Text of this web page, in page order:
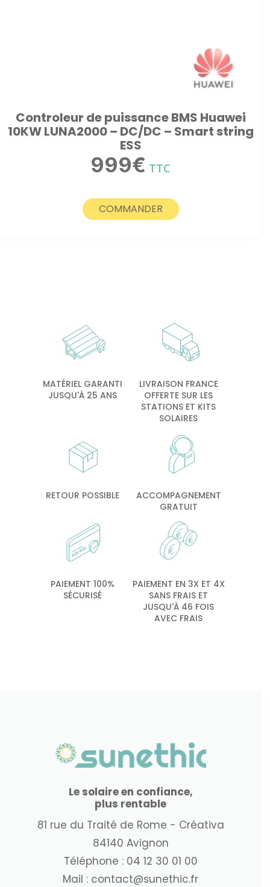
Controleur de puissance BMS Huawei
10KW LUNA2000 – DC/DC – Smart string
ESS
999€ TTC
COMMANDER
MATÉRIEL GARANTI
JUSQU'À 25 ANS
LIVRAISON FRANCE
OFFERTE SUR LES
STATIONS ET KITS
SOLAIRES
RETOUR POSSIBLE
ACCOMPAGNEMENT
GRATUIT
PAIEMENT 100%
SÉCURISÉ
PAIEMENT EN 3X ET 4X
SANS FRAIS ET
JUSQU'À 46 FOIS
AVEC FRAIS
Le solaire en confiance,
plus rentable
81 rue du Traité de Rome - Créativa
84140 Avignon
Téléphone : 04 12 30 01 00
Mail : contact@sunethic.fr